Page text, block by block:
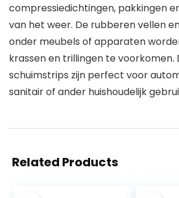
compressiedichtingen, pakkingen
van het weer. De rubberen vellen
onder meubels of apparaten
krassen en trillingen te voorkomen.
schuimstrips zijn perfect voor
sanitair of ander huishoudelijk
Related Products